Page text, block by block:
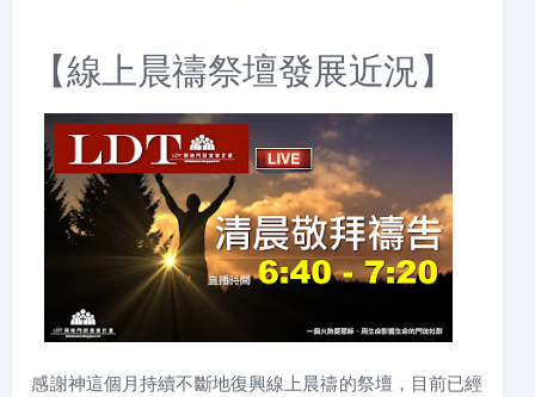
【線上晨禱祭壇發展近況】
感謝神這個月持續不斷地復興線上晨禱的祭壇，目前已經